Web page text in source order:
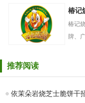
南方黑芝麻
椿记
椿记
牌、
推荐阅读
依茉朵岩烧芝士脆饼干